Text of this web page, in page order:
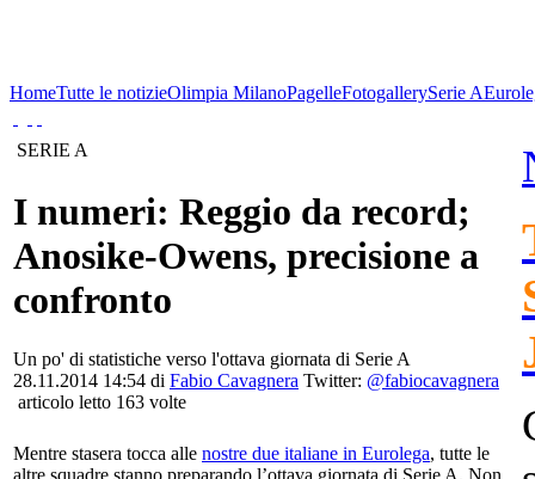
HomeTutte le notizieOlimpia MilanoPagelleFotogallerySerie A
SERIE A
I numeri: Reggio da record;
Anosike-Owens, precisione a
confronto
Un po' di statistiche verso l'ottava giornata di Serie A
28.11.2014 14:54 di Fabio Cavagnera Twitter: @fabiocavagnera
articolo letto 163 volte
Mentre stasera tocca alle nostre due italiane in Eurolega, tutte le
altre squadre stanno preparando l’ottava giornata di Serie A. Non